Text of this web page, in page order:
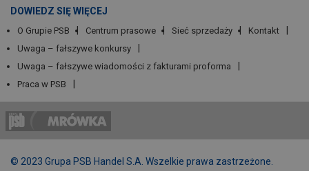
DOWIEDZ SIĘ WIĘCEJ
O Grupie PSB Centrum prasowe Sieć sprzedaży
Kontakt
Uwaga – fałszywe konkursy
Uwaga – fałszywe wiadomości z fakturami proforma
Praca w PSB
© 2023 Grupa PSB Handel S.A. Wszelkie prawa zastrzeżone.